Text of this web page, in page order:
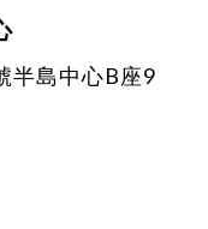
半島中心B座9